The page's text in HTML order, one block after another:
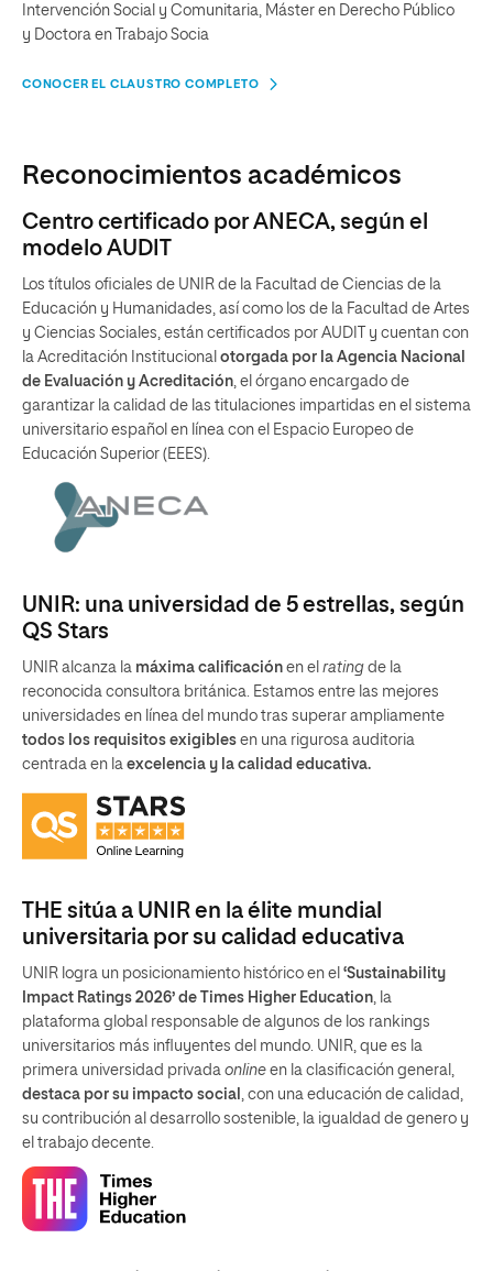
Intervención Social y Comunitaria, Máster en Derecho Público
y Doctora en Trabajo Socia
CONOCER EL CLAUSTRO COMPLETO
Reconocimientos académicos
Centro certificado por ANECA, según el
modelo AUDIT
Los títulos oficiales de UNIR de la Facultad de Ciencias de la
Educación y Humanidades, así como los de la Facultad de Artes
y Ciencias Sociales, están certificados por AUDIT y cuentan con
la Acreditación Institucional otorgada por la Agencia Nacional
de Evaluación y Acreditación, el órgano encargado de
garantizar la calidad de las titulaciones impartidas en el sistema
universitario español en línea con el Espacio Europeo de
Educación Superior (EEES).
UNIR: una universidad de 5 estrellas, según
QS Stars
UNIR alcanza la máxima calificación en el rating de la
reconocida consultora británica. Estamos entre las mejores
universidades en línea del mundo tras superar ampliamente
todos los requisitos exigibles en una rigurosa auditoria
centrada en la excelencia y la calidad educativa.
THE sitúa a UNIR en la élite mundial
universitaria por su calidad educativa
UNIR logra un posicionamiento histórico en el ‘Sustainability
Impact Ratings 2026’ de Times Higher Education , la
plataforma global responsable de algunos de los rankings
universitarios más influyentes del mundo. UNIR, que es la
primera universidad privada online en la clasificación general,
destaca por su impacto social
, con una educación de calidad,
su contribución al desarrollo sostenible, la igualdad de genero y
el trabajo decente.